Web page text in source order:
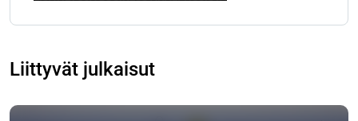
Liittyvät julkaisut